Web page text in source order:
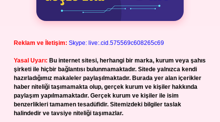
Reklam ve İletişim: Skype: live:.cid.575569c608265c69
Yasal Uyarı: Bu internet sitesi, herhangi bir marka, kurum veya şahıs
şirketi ile hiçbir bağlantısı bulunmamaktadır. Sitede yalnızca kendi
hazırladığımız makaleler paylaşılmaktadır. Burada yer alan içerikler
haber niteliği taşımamakta olup, gerçek kurum ve kişiler hakkında
paylaşım yapılmamaktadır. Gerçek kurum ve kişiler ile isim
benzerlikleri tamamen tesadüfidir. Sitemizdeki bilgiler taslak
halindedir ve tavsiye niteliği taşımazlar.